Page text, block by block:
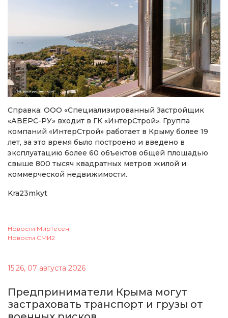
Справка: ООО «Специализированный Застройщик
«АВЕРС-РУ» входит в ГК «ИнтерСтрой». Группа
компаний «ИнтерСтрой» работает в Крыму более 19
лет, за это время было построено и введено в
эксплуатацию более 60 объектов общей площадью
свыше 800 тысяч квадратных метров жилой и
коммерческой недвижимости.
Kra23mkyt
Новости МирТесен
Новости СМИ2
15:26, 07 августа 2026
Предприниматели Крыма могут
застраховать транспорт и грузы от